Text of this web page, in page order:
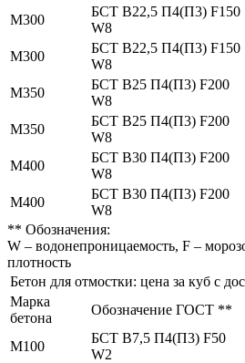
М300
БСТ В22,5 П4(П3) F150
W8
М300
БСТ В22,5 П4(П3) F150
W8
М350
БСТ В25 П4(П3) F200
W8
М350
БСТ В25 П4(П3) F200
W8
М400
БСТ В30 П4(П3) F200
W8
М400
БСТ В30 П4(П3) F200
W8
** Обозначения:
W – водонепроницаемость, F –
плотность
Бетон для отмостки: цена за куб с
Марка
бетона
Обозначение ГОСТ **
М100
БСТ В7,5 П4(П3) F50
W2